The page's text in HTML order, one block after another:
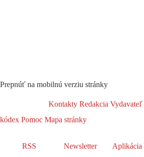
Prepnúť na mobilnú verziu stránky
Kontakty Redakcia Vydavateľ
kódex Pomoc Mapa stránky
RSS Newsletter Aplikácia